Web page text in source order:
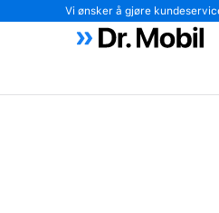
Vi ønsker å gjøre